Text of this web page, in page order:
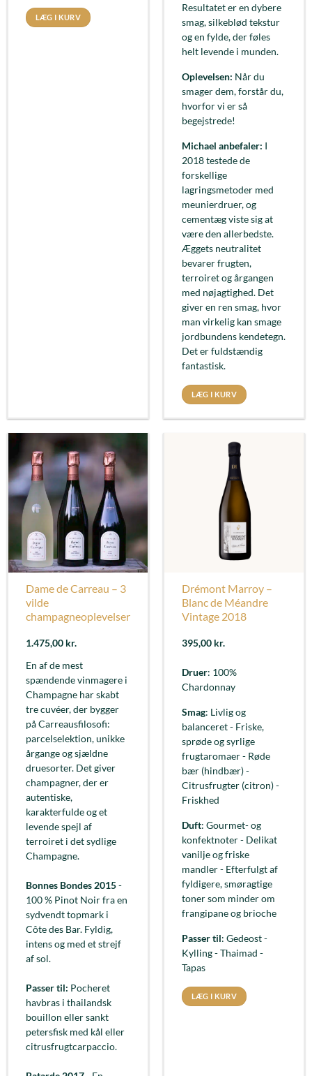
LÆG I KURV
Resultatet er en dybere
smag, silkeblød tekstur
og en fylde, der føles
helt levende i munden.
Oplevelsen: Når du
smager dem, forstår du,
hvorfor vi er så
begejstrede!
Michael anbefaler: I
2018 testede de
forskellige
lagringsmetoder med
meunierdruer, og
cementæg viste sig at
være den allerbedste.
Æggets neutralitet
bevarer frugten,
terroiret og årgangen
med nøjagtighed. Det
giver en ren smag, hvor
man virkelig kan smage
jordbundens kendetegn.
Det er fuldstændig
fantastisk.
LÆG I KURV
Dame de Carreau – 3
vilde
champagneoplevelser
1.475,00 kr.
En af de mest
spændende vinmagere i
Champagne har skabt
tre cuvéer, der bygger
på Carreausfilosofi:
parcelselektion, unikke
årgange og sjældne
druesorter. Det giver
champagner, der er
autentiske,
karakterfulde og et
levende spejl af
terroiret i det sydlige
Champagne.
Bonnes Bondes 2015-
100 % Pinot Noir fra en
sydvendt topmark i
Côte des Bar. Fyldig,
intens og med et strejf
af sol.
Passer til: Pocheret
havbras i thailandsk
bouillon eller sankt
petersfisk med kål eller
citrusfrugtcarpaccio.
Drémont Marroy –
Blanc de Méandre
Vintage 2018
395,00 kr.
Druer: 100%
Chardonnay
Smag: Livlig og
balanceret - Friske,
sprøde og syrlige
frugtaromaer - Røde
bær (hindbær) -
Citrusfrugter (citron) -
Friskhed
Duft: Gourmet- og
konfektnoter - Delikat
vanilje og friske
mandler - Efterfulgt af
fyldigere, smøragtige
toner som minder om
frangipane og brioche
Passer til: Gedeost -
Kylling - Thaimad -
Tapas
LÆG I KURV